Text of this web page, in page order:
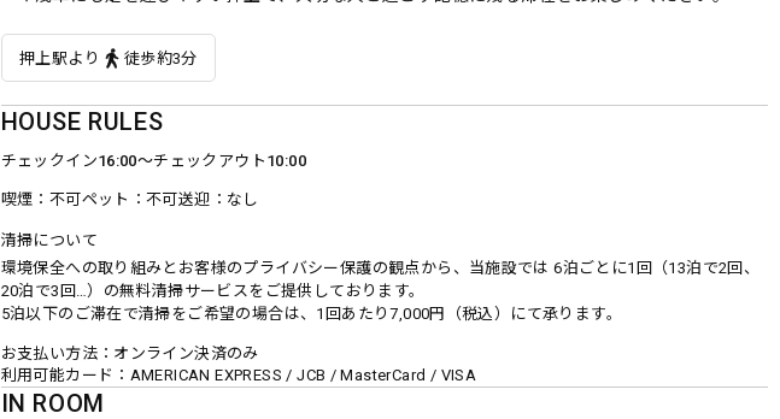
押上駅より 徒歩約3分
HOUSE RULES
チェックイン16:00〜チェックアウト 10:00
喫煙 不可ペット 不可送迎 なし
清掃について
環境保全への取り組みとお客様のプライバシー保護の観点から、当施設では 6泊ごとに1回（13泊で2回、
20泊で3回…）の無料清掃サービスをご提供しております。
5泊以下のご滞在で清掃をご希望の場合は、1回あたり7,000円（税込）にて承ります。
お支払い方法
オンライン決済のみ
利用可能カード
AMERICAN EXPRESS / JCB / MasterCard / VISA
IN ROOM